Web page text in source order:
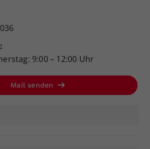
9:00 – 12:00 Uhr
Mail senden